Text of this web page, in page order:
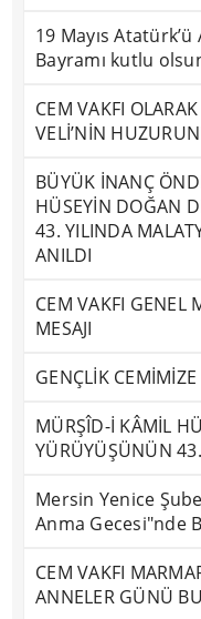
19 Mayıs
Bayramı kutlu
CEM VAKFI
VELİ’NİN
BÜYÜK İNANÇ
HÜSEYİN DOĞAN
43. YILINDA
ANILDI
CEM VAKFI GENEL
MESAJI
GENÇLİK
MÜRŞÎD-İ KÂMİL
YÜRÜYÜŞÜNÜN
Mersin Yenice
Anma Gecesi"nde
CEM VAKFI
ANNELER GÜNÜ